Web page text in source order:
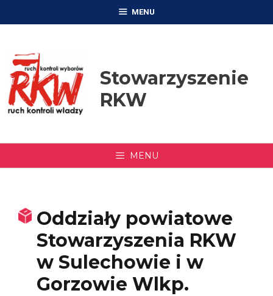
MENU
Stowarzyszenie
RKW
MENU
Oddziały powiatowe
Stowarzyszenia RKW
w Sulechowie i w
Gorzowie Wlkp.